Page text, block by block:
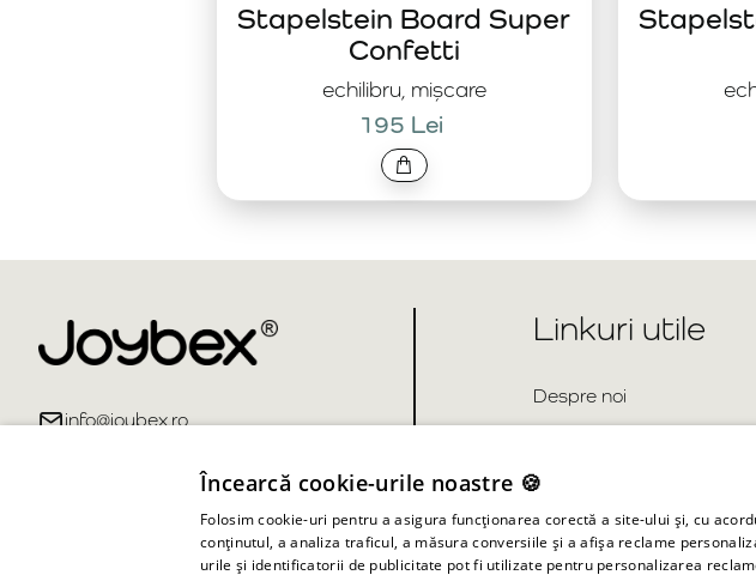
echilibru, mișcare
Stapelstein Board Super
Confetti
195 Lei
info@joybex.ro
Linkuri utile
Despre noi
Contact
Întrebări frecvente
Încearcă cookie-urile noastre 🍪
Folosim cookie-uri pentru a asigura funcționarea corectă a site-ului și, cu
conținutul, a analiza traficul, a măsura conversiile și a afișa reclame
urile și identificatorii de publicitate pot fi utilizate pentru personalizarea